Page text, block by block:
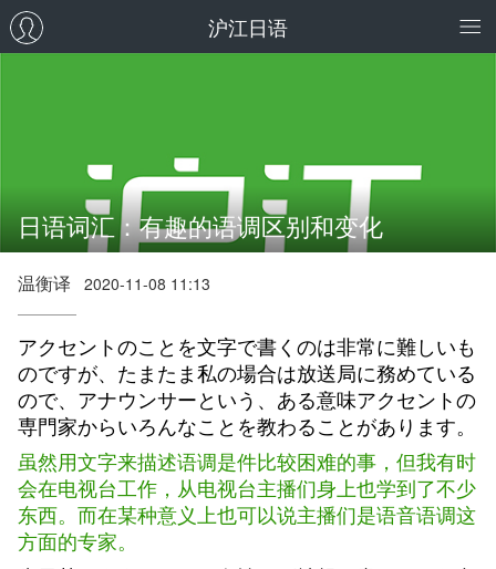
沪江日语
日语词汇：有趣的语调区别和变化
温衡译 2020-11-08 11:13
アクセントのことを文字で書くのは非常に難しいも
のですが、たまたま私の場合は放送局に務めている
ので、アナウンサーという、ある意味アクセントの
専門家からいろんなことを教わることがあります。
虽然用文字来描述语调是件比较困难的事，但我有时
会在电视台工作，从电视台主播们身上也学到了不少
东西。而在某种意义上也可以说主播们是语音语调这
方面的专家。